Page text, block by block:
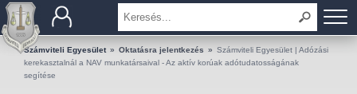
BEMUTATKOZÁS
Számviteli Egyesület » Oktatásra jelentkezés » Számviteli Egyesület | Adózási
kerekasztalnál a NAV munkatársaival - Az aktív korúak adótudatosságának
segítése